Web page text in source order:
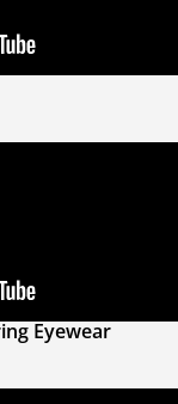
Eyewear